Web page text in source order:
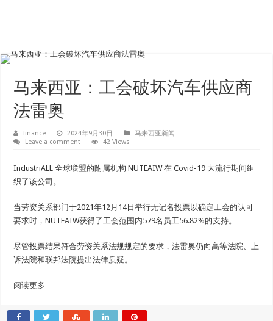
马来西亚：工会破坏汽车供应商
法雷奥
finance 2024年9月30日
马来西亚新闻
Leave a comment
42 Views
IndustriALL 全球联盟的附属机构 NUTEAIW 在 Covid-19 大流行期间组
织了该公司。
当劳资关系部门于2021年12月14日举行无记名投票以确定工会的认可
要求时，NUTEAIW获得了工会范围内579名员工56.82%的支持。
尽管投票结果符合劳资关系法规规定的要求，法雷奥仍向高等法院、上
诉法院和联邦法院提出法律质疑。
阅读更多